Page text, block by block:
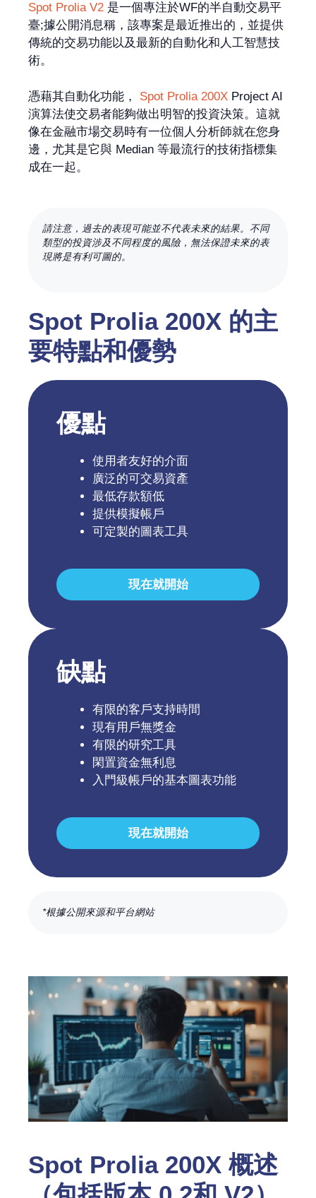
Spot Prolia V2 是一個專注於WF的半自動交易平
臺;據公開消息稱，該專案是最近推出的，並提供
傳統的交易功能以及最新的自動化和人工智慧技
術。
憑藉其自動化功能， Spot Prolia 200X Project AI
演算法使交易者能夠做出明智的投資決策。這就
像在金融市場交易時有一位個人分析師就在您身
邊，尤其是它與 Median 等最流行的技術指標集
成在一起。
請注意，過去的表現可能並不代表未來的結果。不同
類型的投資涉及不同程度的風險，無法保證未來的表
現將是有利可圖的。
Spot Prolia 200X 的主
要特點和優勢
優點
使用者友好的介面
廣泛的可交易資產
最低存款額低
提供模擬帳戶
可定製的圖表工具
現在就開始
缺點
有限的客戶支持時間
現有用戶無獎金
有限的研究工具
閑置資金無利息
入門級帳戶的基本圖表功能
現在就開始
*根據公開來源和平台網站
Spot Prolia 200X 概述